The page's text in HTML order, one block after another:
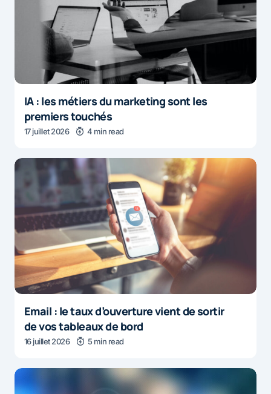
IA : les métiers du marketing sont les
premiers touchés
17 juillet 2026 4 min read
Email : le taux d’ouverture vient de sortir
de vos tableaux de bord
16 juillet 2026 5 min read